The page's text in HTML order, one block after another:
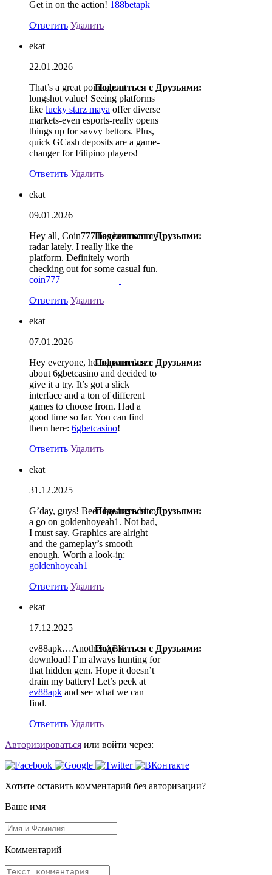
Get in on the action! 188betapk
Ответить Удалить
ekat
22.01.2026
Поделиться с Друзьями:
That’s a great point about
longshot value! Seeing platforms
like lucky starz maya offer diverse
markets-even esports-really opens
things up for savvy bettors. Plus,
quick GCash deposits are a game-
changer for Filipino players!
Ответить Удалить
ekat
09.01.2026
Поделиться с Друзьями:
Hey all, Coin777 has been on my
radar lately. I really like the
platform. Definitely worth
checking out for some casual fun.
coin777
Ответить Удалить
ekat
07.01.2026
Поделиться с Друзьями:
Hey everyone, heard some buzz
about 6gbetcasino and decided to
give it a try. It’s got a slick
interface and a ton of different
games to choose from. Had a
good time so far. You can find
them here: 6gbetcasino!
Ответить Удалить
ekat
31.12.2025
Поделиться с Друзьями:
G’day, guys! Been having a bit of
a go on goldenhoyeah1. Not bad,
I must say. Graphics are alright
and the gameplay’s smooth
enough. Worth a look-in:
goldenhoyeah1
Ответить Удалить
ekat
17.12.2025
Поделиться с Друзьями:
ev88apk…Another APK
download! I’m always hunting for
that hidden gem. Hope it doesn’t
drain my battery! Let’s peek at
ev88apk and see what we can
find.
Ответить Удалить
Авторизироваться или войти через:
Хотите оставить комментарий без авторизации?
Ваше имя
Комментарий